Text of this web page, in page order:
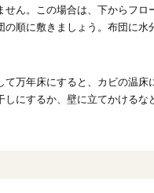
せん。この場合は、下からフ
順に敷きましょう。布団に水
て万年床にすると、カビの温床
しにするか、壁に立てかけるな